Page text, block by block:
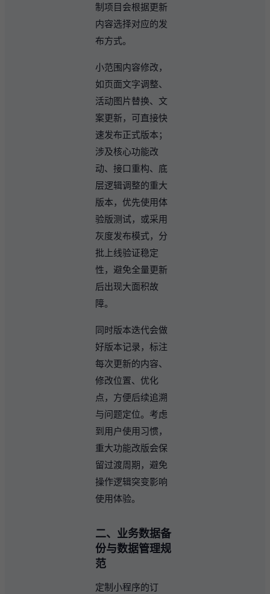
制项目会根据更新
内容选择对应的发
布方式。
小范围内容修改，
如页面文字调整、
活动图片替换、文
案更新，可直接快
速发布正式版本；
涉及核心功能改
动、接口重构、底
层逻辑调整的重大
版本，优先使用体
验版测试，或采用
灰度发布模式，分
批上线验证稳定
性，避免全量更新
后出现大面积故
障。
同时版本迭代会做
好版本记录，标注
每次更新的内容、
修改位置、优化
点，方便后续追溯
与问题定位。考虑
到用户使用习惯，
重大功能改版会保
留过渡周期，避免
操作逻辑突变影响
使用体验。
二、业务数据备
份与数据管理规
范
定制小程序的订